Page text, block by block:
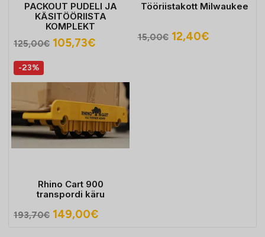
PACKOUT PUDELI JA
KÄSITÖÖRIISTA
KOMPLEKT
125,00€ Algne
125,00€.
105,73€Praegune
105,73€.
Tööriistakott Milwaukee
15,00€ Algne
12,40€Praegune
-23%
Rhino Cart 900
transpordi käru
193,70€ Algne
149,00€Praegune